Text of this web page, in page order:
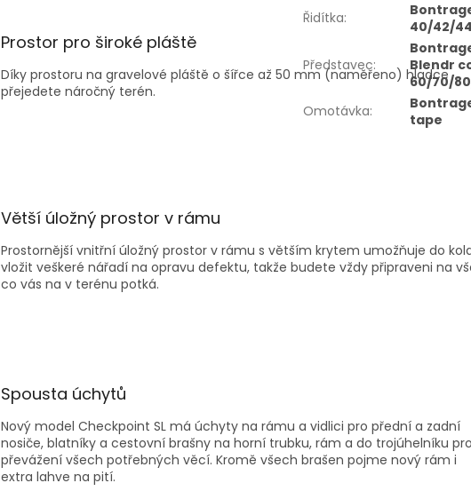
Prostor pro široké pláště
Díky prostoru na gravelové pláště o šířce až 50 mm (naměřeno) hladce
přejedete náročný terén.
Větší úložný prostor v rámu
Prostornější vnitřní úložný prostor v rámu s větším krytem umožňuje do
vložit veškeré nářadí na opravu defektu, takže budete vždy připraveni na
co vás na v terénu potká.
Spousta úchytů
Nový model Checkpoint SL má úchyty na rámu a vidlici pro přední a zadní
nosiče, blatníky a cestovní brašny na horní trubku, rám a do trojúhelníku pro
převážení všech potřebných věcí. Kromě všech brašen pojme nový rám i
extra lahve na pití.
Řidítka:
40/42/
Představec:
Blendr
60/70/
Omotávka:
tape